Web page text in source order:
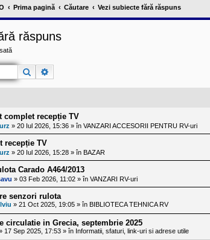
Prima pagină Căutare Vezi subiecte fără răspuns
răspuns
Căutare
complet recepție TV
» 20 Iul 2026, 15:36 » în VANZARI ACCESORII PENTRU RV-uri
recepție TV
» 20 Iul 2026, 15:28 » în BAZAR
Carado A464/2013
» 03 Feb 2026, 11:02 » în VANZARI RV-uri
senzori rulota
» 21 Oct 2025, 19:05 » în BIBLIOTECA TEHNICA RV
circulatie in Grecia, septembrie 2025
17 Sep 2025, 17:53 » în Informatii, sfaturi, link-uri si adrese utile